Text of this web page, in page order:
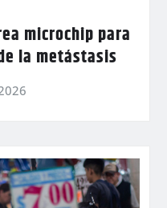
microchip para
la metástasis